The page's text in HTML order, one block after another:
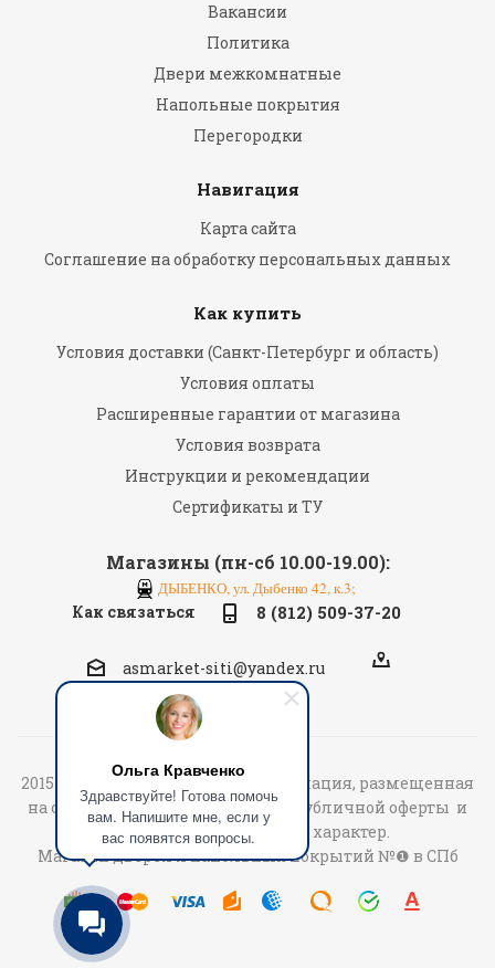
Ольга Кравченко
Здравствуйте! Готова помочь
вам. Напишите мне, если у
вас появятся вопросы.
Вакансии
Политика
Двери межкомнатные
Напольные покрытия
Перегородки
Навигация
Карта сайта
Соглашение на обработку персональных данных
Как купить
Условия доставки (Санкт-Петербург и область)
Условия оплаты
Расширенные гарантии от магазина
Условия возврата
Инструкции и рекомендации
Сертификаты и ТУ
Магазины (пн-сб 10.00-19.00):
ДЫБЕНКО, ул. Дыбенко 42, к.3;
Как связаться 8 (812) 509-37-20
asmarket-siti@yandex.ru
2015-2026 «АСмаркет» © Вся информация, размещенная
на сайте не является договором публичной оферты и
носит информационный характер.
Магазин дверей и напольных покрытий №❶ в СПб